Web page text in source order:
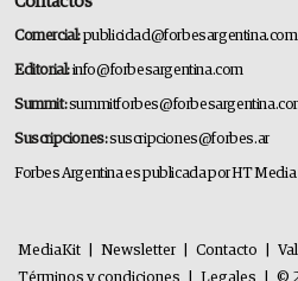
Comercial:publicidad@forbesargentina.com
Editorial:info@forbesargentina.com
Summit:
Suscripciones:suscripciones@forbes.ar
Forbes Argentina es publicada por HT Media
MediaKit Newsletter Contacto